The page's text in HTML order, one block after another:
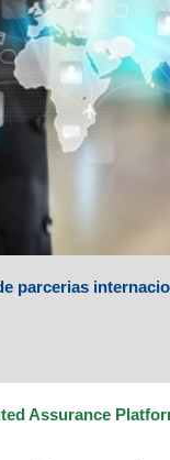
parcerias
Assurance